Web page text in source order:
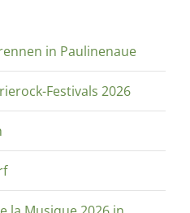
in Paulinenaue
Festivals 2026